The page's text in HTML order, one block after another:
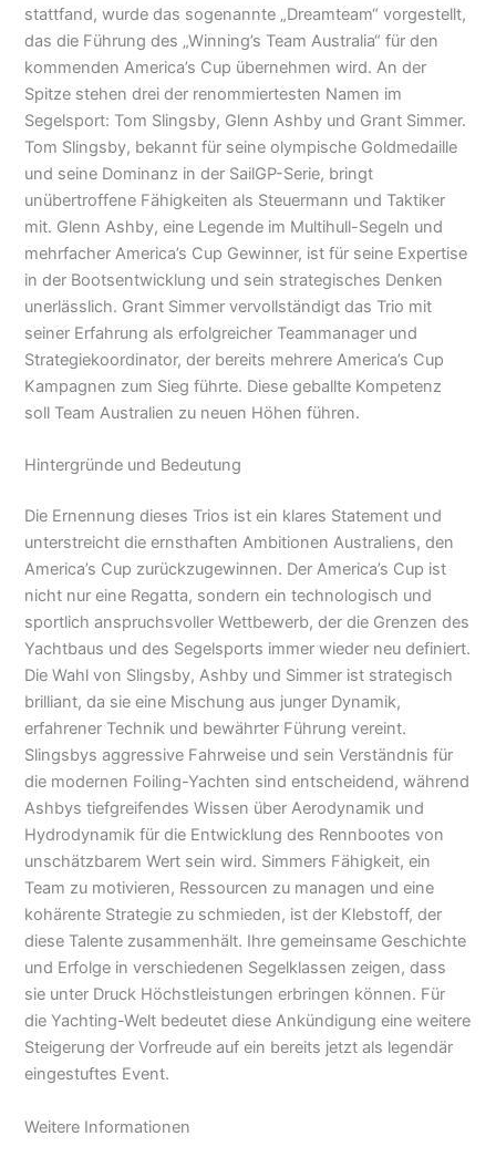
stattfand, wurde das sogenannte „Dreamteam“ vorgestellt,
das die Führung des „Winning’s Team Australia“ für den
kommenden America’s Cup übernehmen wird. An der
Spitze stehen drei der renommiertesten Namen im
Segelsport: Tom Slingsby, Glenn Ashby und Grant Simmer.
Tom Slingsby, bekannt für seine olympische Goldmedaille
und seine Dominanz in der SailGP-Serie, bringt
unübertroffene Fähigkeiten als Steuermann und Taktiker
mit. Glenn Ashby, eine Legende im Multihull-Segeln und
mehrfacher America’s Cup Gewinner, ist für seine Expertise
in der Bootsentwicklung und sein strategisches Denken
unerlässlich. Grant Simmer vervollständigt das Trio mit
seiner Erfahrung als erfolgreicher Teammanager und
Strategiekoordinator, der bereits mehrere America’s Cup
Kampagnen zum Sieg führte. Diese geballte Kompetenz
soll Team Australien zu neuen Höhen führen.
Hintergründe und Bedeutung
Die Ernennung dieses Trios ist ein klares Statement und
unterstreicht die ernsthaften Ambitionen Australiens, den
America’s Cup zurückzugewinnen. Der America’s Cup ist
nicht nur eine Regatta, sondern ein technologisch und
sportlich anspruchsvoller Wettbewerb, der die Grenzen des
Yachtbaus und des Segelsports immer wieder neu definiert.
Die Wahl von Slingsby, Ashby und Simmer ist strategisch
brilliant, da sie eine Mischung aus junger Dynamik,
erfahrener Technik und bewährter Führung vereint.
Slingsbys aggressive Fahrweise und sein Verständnis für
die modernen Foiling-Yachten sind entscheidend, während
Ashbys tiefgreifendes Wissen über Aerodynamik und
Hydrodynamik für die Entwicklung des Rennbootes von
unschätzbarem Wert sein wird. Simmers Fähigkeit, ein
Team zu motivieren, Ressourcen zu managen und eine
kohärente Strategie zu schmieden, ist der Klebstoff, der
diese Talente zusammenhält. Ihre gemeinsame Geschichte
und Erfolge in verschiedenen Segelklassen zeigen, dass
sie unter Druck Höchstleistungen erbringen können. Für
die Yachting-Welt bedeutet diese Ankündigung eine weitere
Steigerung der Vorfreude auf ein bereits jetzt als legendär
eingestuftes Event.
Weitere Informationen